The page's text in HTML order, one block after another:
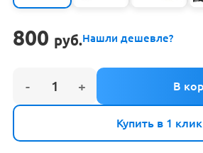
800 руб.Нашли дешевле?
Купить в 1 клик